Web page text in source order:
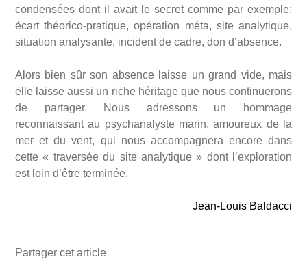
condensées dont il avait le secret comme par exemple:
écart théorico-pratique, opération méta, site analytique,
situation analysante, incident de cadre, don d’absence.
Alors bien sûr son absence laisse un grand vide, mais
elle laisse aussi un riche héritage que nous continuerons
de partager. Nous adressons un hommage
reconnaissant au psychanalyste marin, amoureux de la
mer et du vent, qui nous accompagnera encore dans
cette « traversée du site analytique » dont l’exploration
est loin d’être terminée.
Jean-Louis Baldacci
Partager cet article